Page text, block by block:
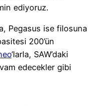
ediyoruz.
Pegasus ise filosuna
200’ün
‘larla, SAW’daki
edecekler gibi